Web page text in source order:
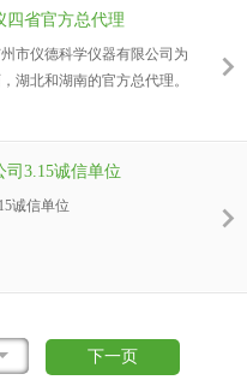
四省官方总代理
市仪德科学仪器有限公司为
湖北和湖南的官方总代理。
3.15诚信单位
诚信单位
下一页